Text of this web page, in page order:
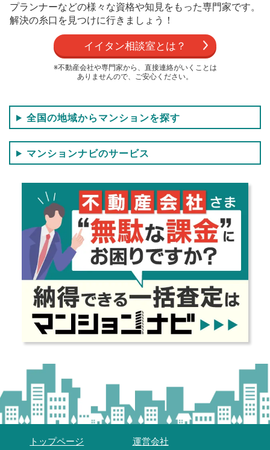
プランナーなどの様々な資格や知見をもった専門家です。
解決の糸口を見つけに行きましょう！
イイタン相談室とは？
※不動産会社や専門家から、直接連絡がいくことは
ありませんので、ご安心ください。
全国の地域からマンションを探す
マンションナビのサービス
トップページ 運営会社